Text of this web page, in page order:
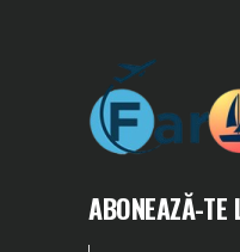
ABONEAZĂ-TE